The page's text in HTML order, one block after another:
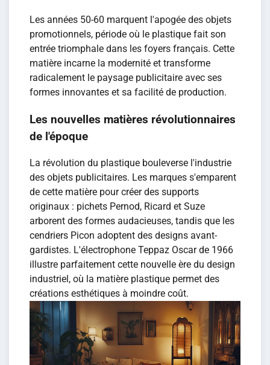
Les années 50-60 marquent l'apogée des objets
promotionnels, période où le plastique fait son
entrée triomphale dans les foyers français. Cette
matière incarne la modernité et transforme
radicalement le paysage publicitaire avec ses
formes innovantes et sa facilité de production.
Les nouvelles matières révolutionnaires
de l'époque
La révolution du plastique bouleverse l'industrie
des objets publicitaires. Les marques s'emparent
de cette matière pour créer des supports
originaux : pichets Pernod, Ricard et Suze
arborent des formes audacieuses, tandis que les
cendriers Picon adoptent des designs avant-
gardistes. L'électrophone Teppaz Oscar de 1966
illustre parfaitement cette nouvelle ère du design
industriel, où la matière plastique permet des
créations esthétiques à moindre coût.